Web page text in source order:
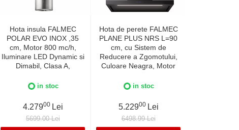
Hota insula FALMEC
POLAR EVO INOX ,35
cm, Motor 800 mc/h,
Iluminare LED Dynamic si
Dimabil, Clasa A,
304, Garantie 5 ani
in stoc
4.27900 Lei
5699.00 Lei
Hota de perete FALMEC
PLANE PLUS NRS L=90
cm, cu Sistem de
Reducere a Zgomotului,
Culoare Neagra, Motor
comunicare wireless intre
Aspiratie perimetrala,
Iluminare LED dimabila si
Dynamic Control
in stoc
5.22900 Lei
6498.99 Lei